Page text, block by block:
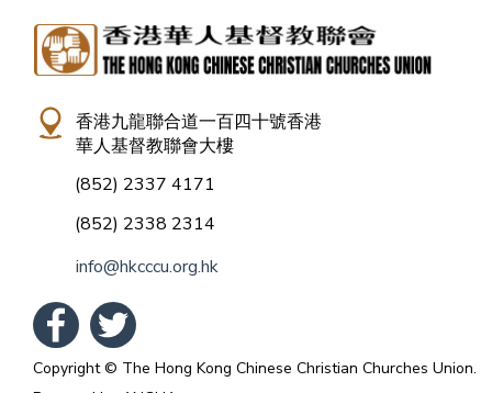
香港九龍聯合道一百四十號香港
華人基督教聯會大樓
(852) 2337 4171
(852) 2338 2314
info@hkcccu.org.hk
Copyright © The Hong Kong Chinese Christian Churches Union.